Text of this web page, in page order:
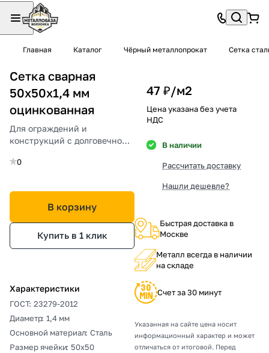
Главная Каталог Чёрный металлопрокат Сетка
Сетка сварная
50х50х1,4 мм
оцинкованная
Для ограждений и
конструкций с долговечной
0
В корзину
Купить в 1 клик
Характеристики
ГОСТ: 23279-2012
Диаметр: 1,4 мм
Основной материал: Сталь
Размер ячейки: 50х50
47 ₽/м2
Цена указана без учета
НДС
В наличии
Рассчитать доставку
Нашли дешевле?
Быстрая доставка в
Москве
Металл всегда в наличии
на складе
Счет за 30 минут
Указанная на сайте цена носит
информационный характер и может
отличаться от итоговой. Перед